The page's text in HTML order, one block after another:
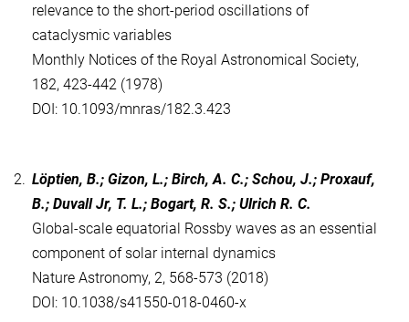
relevance to the short-period oscillations of
cataclysmic variables
Monthly Notices of the Royal Astronomical Society,
182, 423-442 (1978)
DOI: 10.1093/mnras/182.3.423
2. Löptien, B.; Gizon, L.; Birch, A. C.; Schou, J.; Proxauf,
B.; Duvall Jr, T. L.; Bogart, R. S.; Ulrich R. C.
Global-scale equatorial Rossby waves as an essential
component of solar internal dynamics
Nature Astronomy, 2, 568-573 (2018)
DOI: 10.1038/s41550-018-0460-x